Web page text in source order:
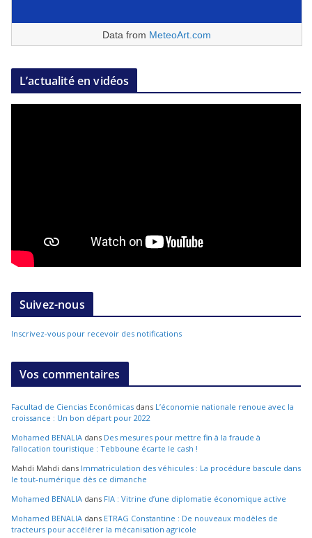
Data from MeteoArt.com
L’actualité en vidéos
Suivez-nous
Inscrivez-vous pour recevoir des notifications
Vos commentaires
Facultad de Ciencias Económicas dans L’économie nationale renoue avec la
croissance : Un bon départ pour 2022
Mohamed BENALIA dans Des mesures pour mettre fin à la fraude à
l’allocation touristique : Tebboune écarte le cash !
Mahdi Mahdi dans Immatriculation des véhicules : La procédure bascule dans
le tout-numérique dès ce dimanche
Mohamed BENALIA dans FIA : Vitrine d’une diplomatie économique active
Mohamed BENALIA dans ETRAG Constantine : De nouveaux modèles de
tracteurs pour accélérer la mécanisation agricole